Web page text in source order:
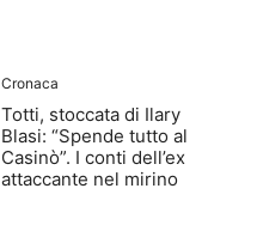
Cronaca
Totti, stoccata di Ilary
Blasi: “Spende tutto al
Casinò”. I conti dell’ex
attaccante nel mirino